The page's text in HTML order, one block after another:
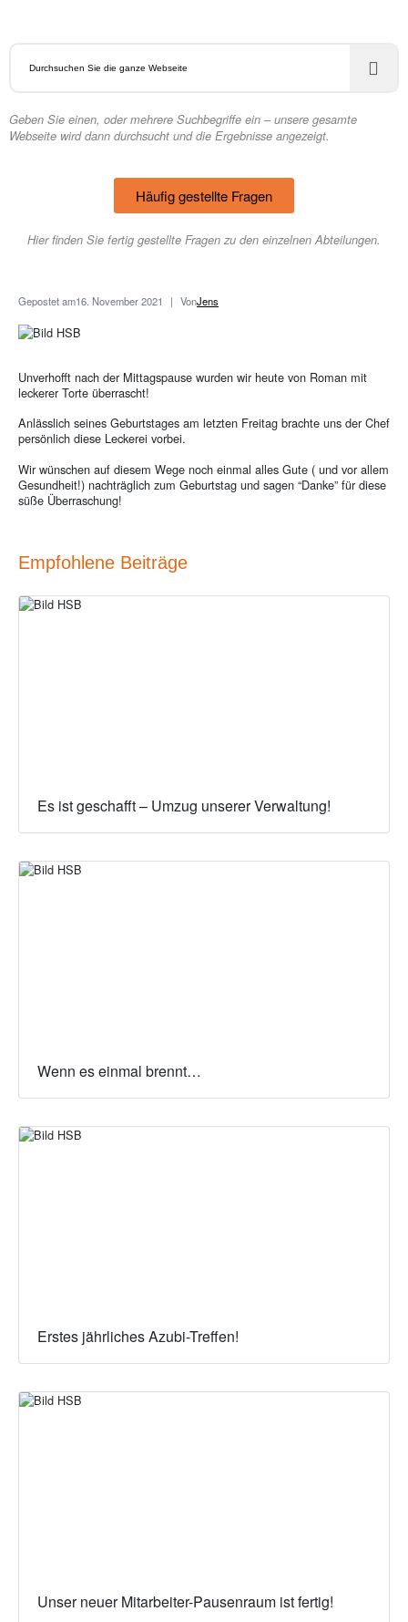
Geben Sie einen, oder mehrere Suchbegriffe ein – unsere gesamte
Webseite wird dann durchsucht und die Ergebnisse angezeigt.
Häufig gestellte Fragen
Hier finden Sie fertig gestellte Fragen zu den einzelnen Abteilungen.
Gepostet am16. November 2021 VonJens
Unverhofft nach der Mittagspause wurden wir heute von Roman mit
leckerer Torte überrascht!
Anlässlich seines Geburtstages am letzten Freitag brachte uns der Chef
persönlich diese Leckerei vorbei.
Wir wünschen auf diesem Wege noch einmal alles Gute ( und vor allem
Gesundheit!) nachträglich zum Geburtstag und sagen “Danke” für diese
süße Überraschung!
Empfohlene Beiträge
Es ist geschafft – Umzug unserer Verwaltung!
Wenn es einmal brennt…
Erstes jährliches Azubi-Treffen!
Unser neuer Mitarbeiter-Pausenraum ist fertig!